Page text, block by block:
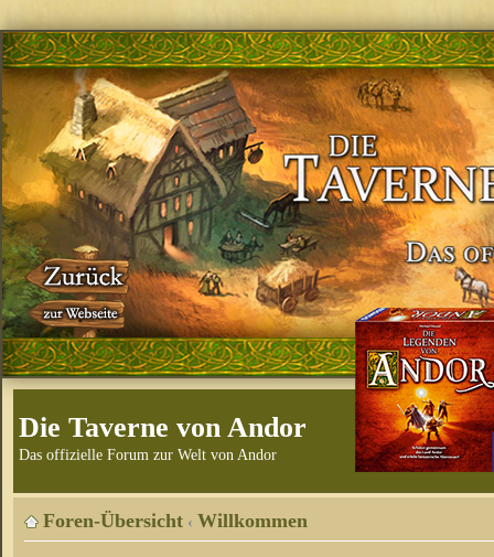
Die Taverne von Andor
Das offizielle Forum zur Welt von Andor
Foren-Übersicht ‹ Willkommen